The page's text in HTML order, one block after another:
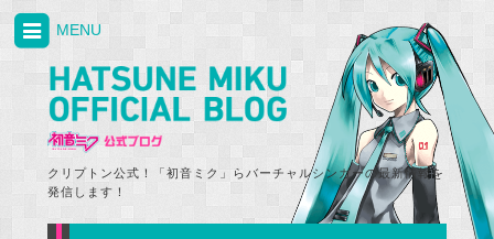
クリプトン公式！「初音ミク」らバーチャルシンガーの最新情報を
発信します！
MENU